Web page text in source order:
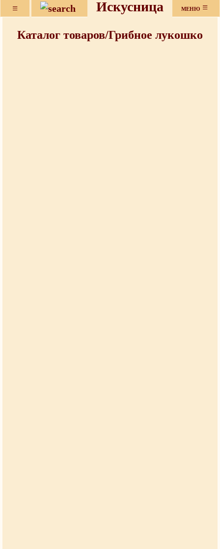
≡ Искусница МЕНЮ ≡
Каталог товаров/Грибное лукошко